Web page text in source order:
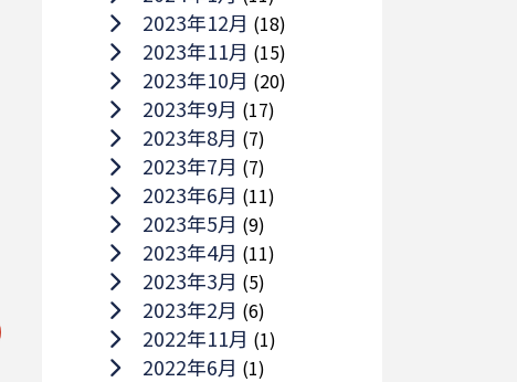
2023年12月 (18)
2023年11月 (15)
2023年10月 (20)
2023年9月 (17)
2023年8月 (7)
2023年7月 (7)
2023年6月 (11)
2023年5月 (9)
2023年4月 (11)
2023年3月 (5)
2023年2月 (6)
2022年11月 (1)
2022年6月 (1)